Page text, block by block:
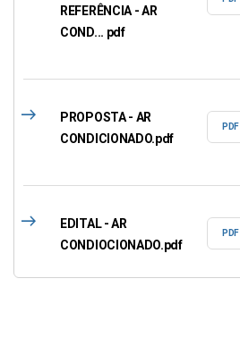
REFERÊNCIA - AR
COND... pdf
east
PROPOSTA - AR
CONDICIONADO.pdf
PDF
east
EDITAL - AR
CONDIOCIONADO.pdf
PDF